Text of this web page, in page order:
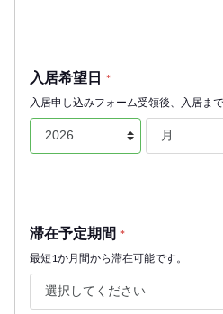
入居希望日 *
入居申し込みフォーム受領後、入居ま
滞在予定期間 *
最短1か月間から滞在可能です。